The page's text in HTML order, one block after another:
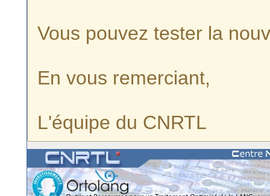
Vous pouvez tester la
En vous remerciant,
L'équipe du CNRTL